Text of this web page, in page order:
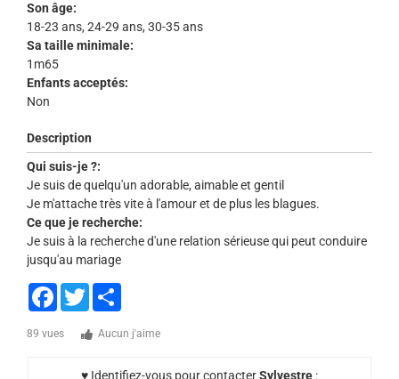
Son âge:
18-23 ans, 24-29 ans, 30-35 ans
Sa taille minimale:
1m65
Enfants acceptés:
Non
Description
Qui suis-je ?:
Je suis de quelqu'un adorable, aimable et gentil
Je m'attache très vite à l'amour et de plus les blagues.
Ce que je recherche:
Je suis à la recherche d'une relation sérieuse qui peut conduire
jusqu'au mariage
Facebook
Twitter
89 vues Aucun j'aime
♥ Identifiez-vous pour contacterSylvestre :